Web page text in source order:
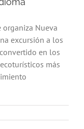
Nueva
excursión a los
en los
más